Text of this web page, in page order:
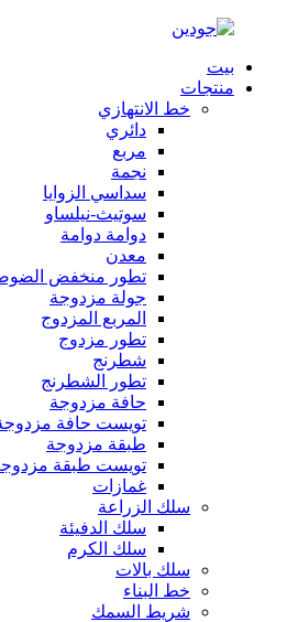
بيت
منتجات
خط الانتهازي
دائري
مربع
نجمة
سداسي الزوايا
سوتيث-نيلساو
دوامة دوامة
معدن
تطور منخفض
جولة مزدوجة
المربع المزدوج
تطور مزدوج
شطرنج
تطور الشطرنج
حافة مزدوجة
تويست حافة
طبقة مزدوجة
تويست طبقة
غمازات
سلك الزراعة
سلك الدفيئة
سلك الكرم
سلك بالات
خط البناء
شريط السمك